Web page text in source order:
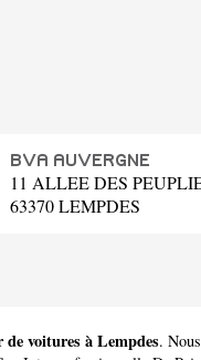
BVA AUVERGNE
11 ALLEE DES
63370 LEMPDES
voitures à Lempdes.